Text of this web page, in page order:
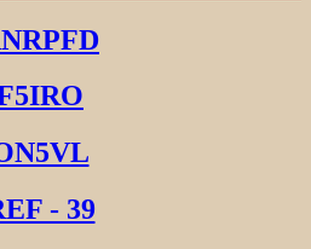
- 39